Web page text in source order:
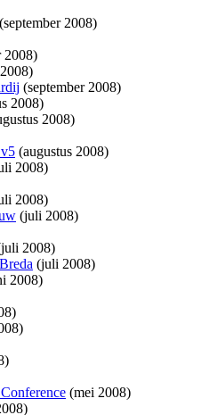
2008)
2008)
(september 2008)
2008)
2008)
(augustus 2008)
2008)
2008)
(juli 2008)
2008)
(juli 2008)
2008)
(mei 2008)